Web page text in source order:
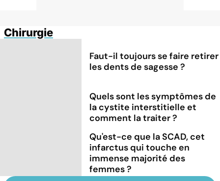
Chirurgie
Faut-il toujours se faire retirer
les dents de sagesse ?
Quels sont les symptômes de
la cystite interstitielle et
comment la traiter ?
Qu'est-ce que la SCAD, cet
infarctus qui touche en
immense majorité des
femmes ?